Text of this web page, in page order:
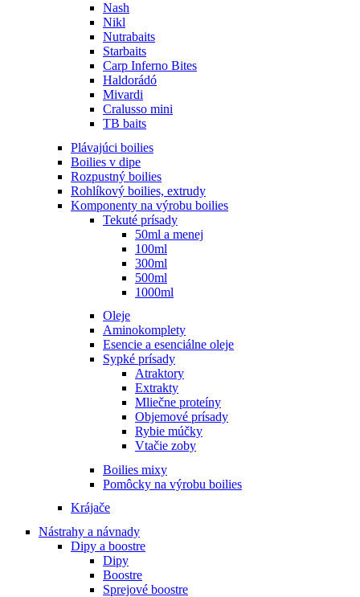
Nash
Nikl
Nutrabaits
Starbaits
Carp Inferno Bites
Haldorádó
Mivardi
Cralusso mini
TB baits
Plávajúci boilies
Boilies v dipe
Rozpustný boilies
Rohlíkový boilies, extrudy
Komponenty na výrobu boilies
Tekuté prísady
50ml a menej
100ml
300ml
500ml
1000ml
Oleje
Aminokomplety
Esencie a esenciálne oleje
Sypké prísady
Atraktory
Extrakty
Mliečne proteíny
Objemové prísady
Rybie múčky
Vtačie zoby
Boilies mixy
Pomôcky na výrobu boilies
Krájače
Nástrahy a návnady
Dipy a boostre
Dipy
Boostre
Sprejové boostre